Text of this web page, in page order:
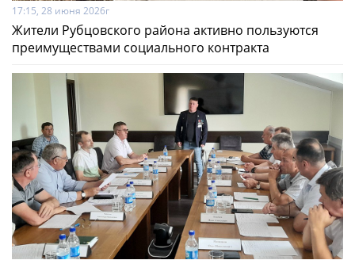
17:15, 28 июня 2026г
Жители Рубцовского района активно пользуются
преимуществами социального контракта